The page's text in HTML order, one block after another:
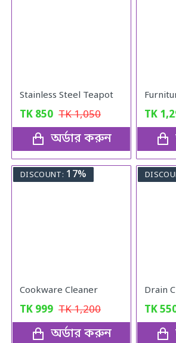
Stainless Steel Teapot
TK 850 TK1,050
অর্ডার করুন
TK
DISCOUNT: 17%
Cookware Cleaner
TK 999 TK1,200
অর্ডার করুন
TK